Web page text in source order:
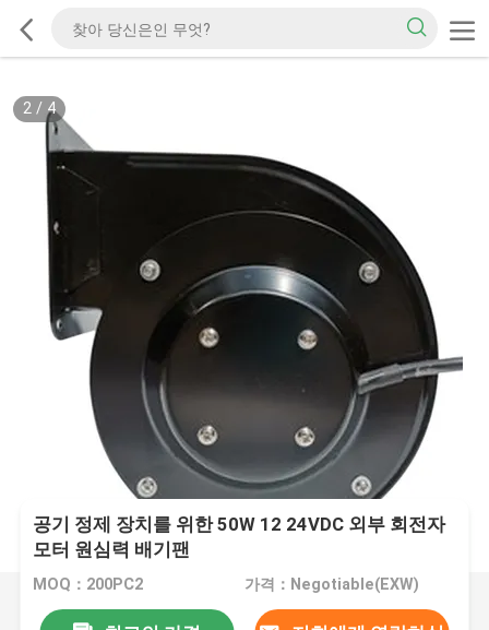
2/ 4
공기 정제 장치를 위한 50W 12 24VDC 외부 회전자
모터 원심력 배기팬
MOQ：200PC2 가격：Negotiable(EXW)